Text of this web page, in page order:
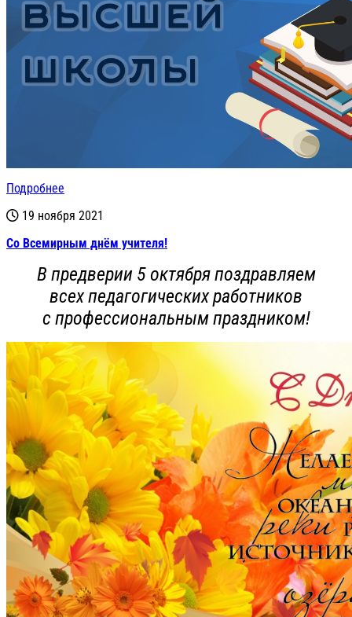
Подробнее
19 ноября 2021
Со Всемирным днём учителя!
В предверии 5 октября поздравляем
всех педагогических работников
с профессиональным праздником!